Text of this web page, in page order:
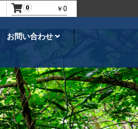
飼育用品のことならネシア
0 ￥0
お問い合わせ